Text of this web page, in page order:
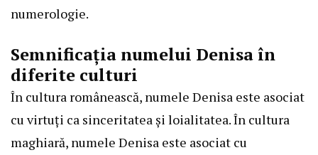
numerologie.
Semnificația numelui Denisa în
diferite culturi
În cultura românească, numele Denisa este asociat
cu virtuți ca sinceritatea și loialitatea. În cultura
maghiară, numele Denisa este asociat cu